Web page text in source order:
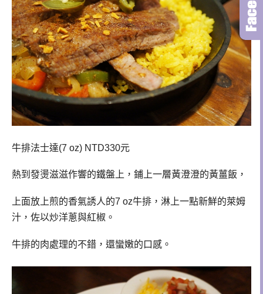
牛排法士達(7 oz) NTD330元
熱到發燙滋滋作響的鐵盤上，鋪上一層黃澄澄的黃薑飯，
上面放上煎的香氣誘人的7 oz牛排，淋上一點新鮮的萊姆
汁，佐以炒洋蔥與紅椒。
牛排的肉處理的不錯，還蠻嫩的口感。